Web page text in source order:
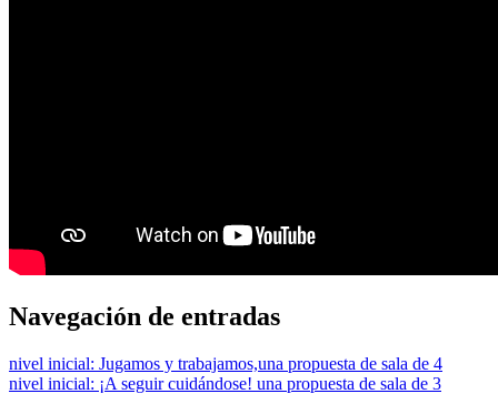
Navegación de entradas
nivel inicial: Jugamos y trabajamos,una propuesta de sala de 4
nivel inicial: ¡A seguir cuidándose! una propuesta de sala de 3